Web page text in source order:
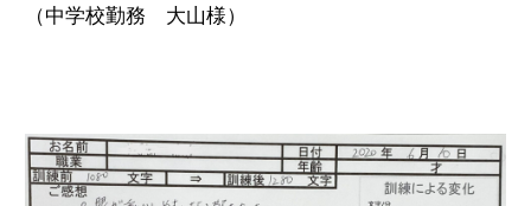
（中学校勤務 大山様）